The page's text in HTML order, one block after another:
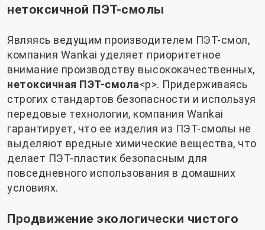
нетоксичной ПЭТ-смолы
Являясь ведущим производителем ПЭТ-смол,
компания Wankai уделяет приоритетное
внимание производству высококачественных,
нетоксичная ПЭТ-смола<р>. Придерживаясь
строгих стандартов безопасности и используя
передовые технологии, компания Wankai
гарантирует, что ее изделия из ПЭТ-смолы не
выделяют вредные химические вещества, что
делает ПЭТ-пластик безопасным для
повседневного использования в домашних
условиях.
Продвижение экологически чистого